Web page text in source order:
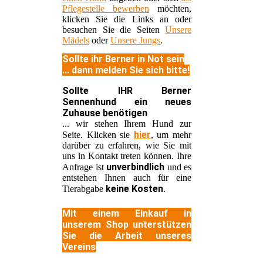
Pflegestelle bewerben möchten,
klicken Sie die Links an oder
besuchen Sie die Seiten Unsere
Mädels oderUnsere Jungs.
Sollte ihr Berner in Not sein
... dann melden Sie sich bitte!
Sollte IHR Berner
Sennenhund ein neues
Zuhause benötigen
... wir stehen Ihrem Hund zur
Seite. Klicken sie hier, um mehr
darüber zu erfahren, wie Sie mit
uns in Kontakt treten können. Ihre
Anfrage ist unverbindlich und es
entstehen Ihnen auch für eine
Tierabgabe keine Kosten.
Mit einem Einkauf in
unserem Shop unterstützen
Sie die Arbeit unseres
Vereins